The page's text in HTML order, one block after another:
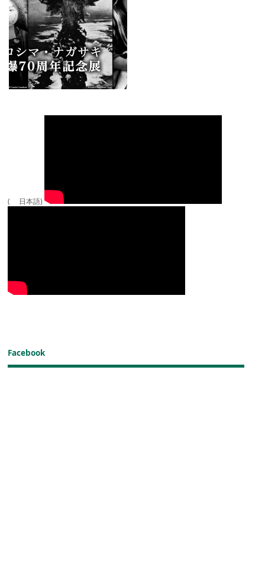
( 日本語)
Facebook